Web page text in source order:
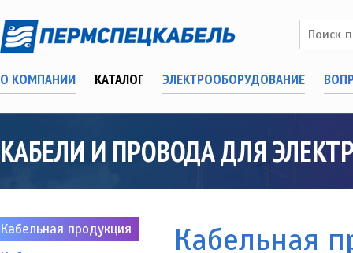
О КОМПАНИИ КАТАЛОГ ЭЛЕКТРООБОРУДОВАНИЕ
КАБЕЛИ И ПРОВОДА ДЛЯ
Кабельная продукция
Кабельная